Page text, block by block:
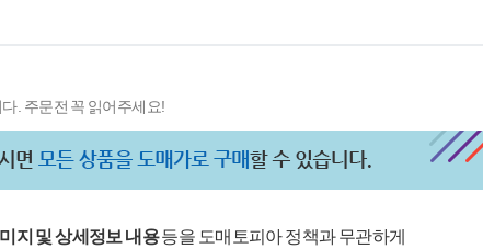
. 주문전 꼭 읽어주세요!
지 및 상세정보 내용등을 도매토피아 정책과 무관하게